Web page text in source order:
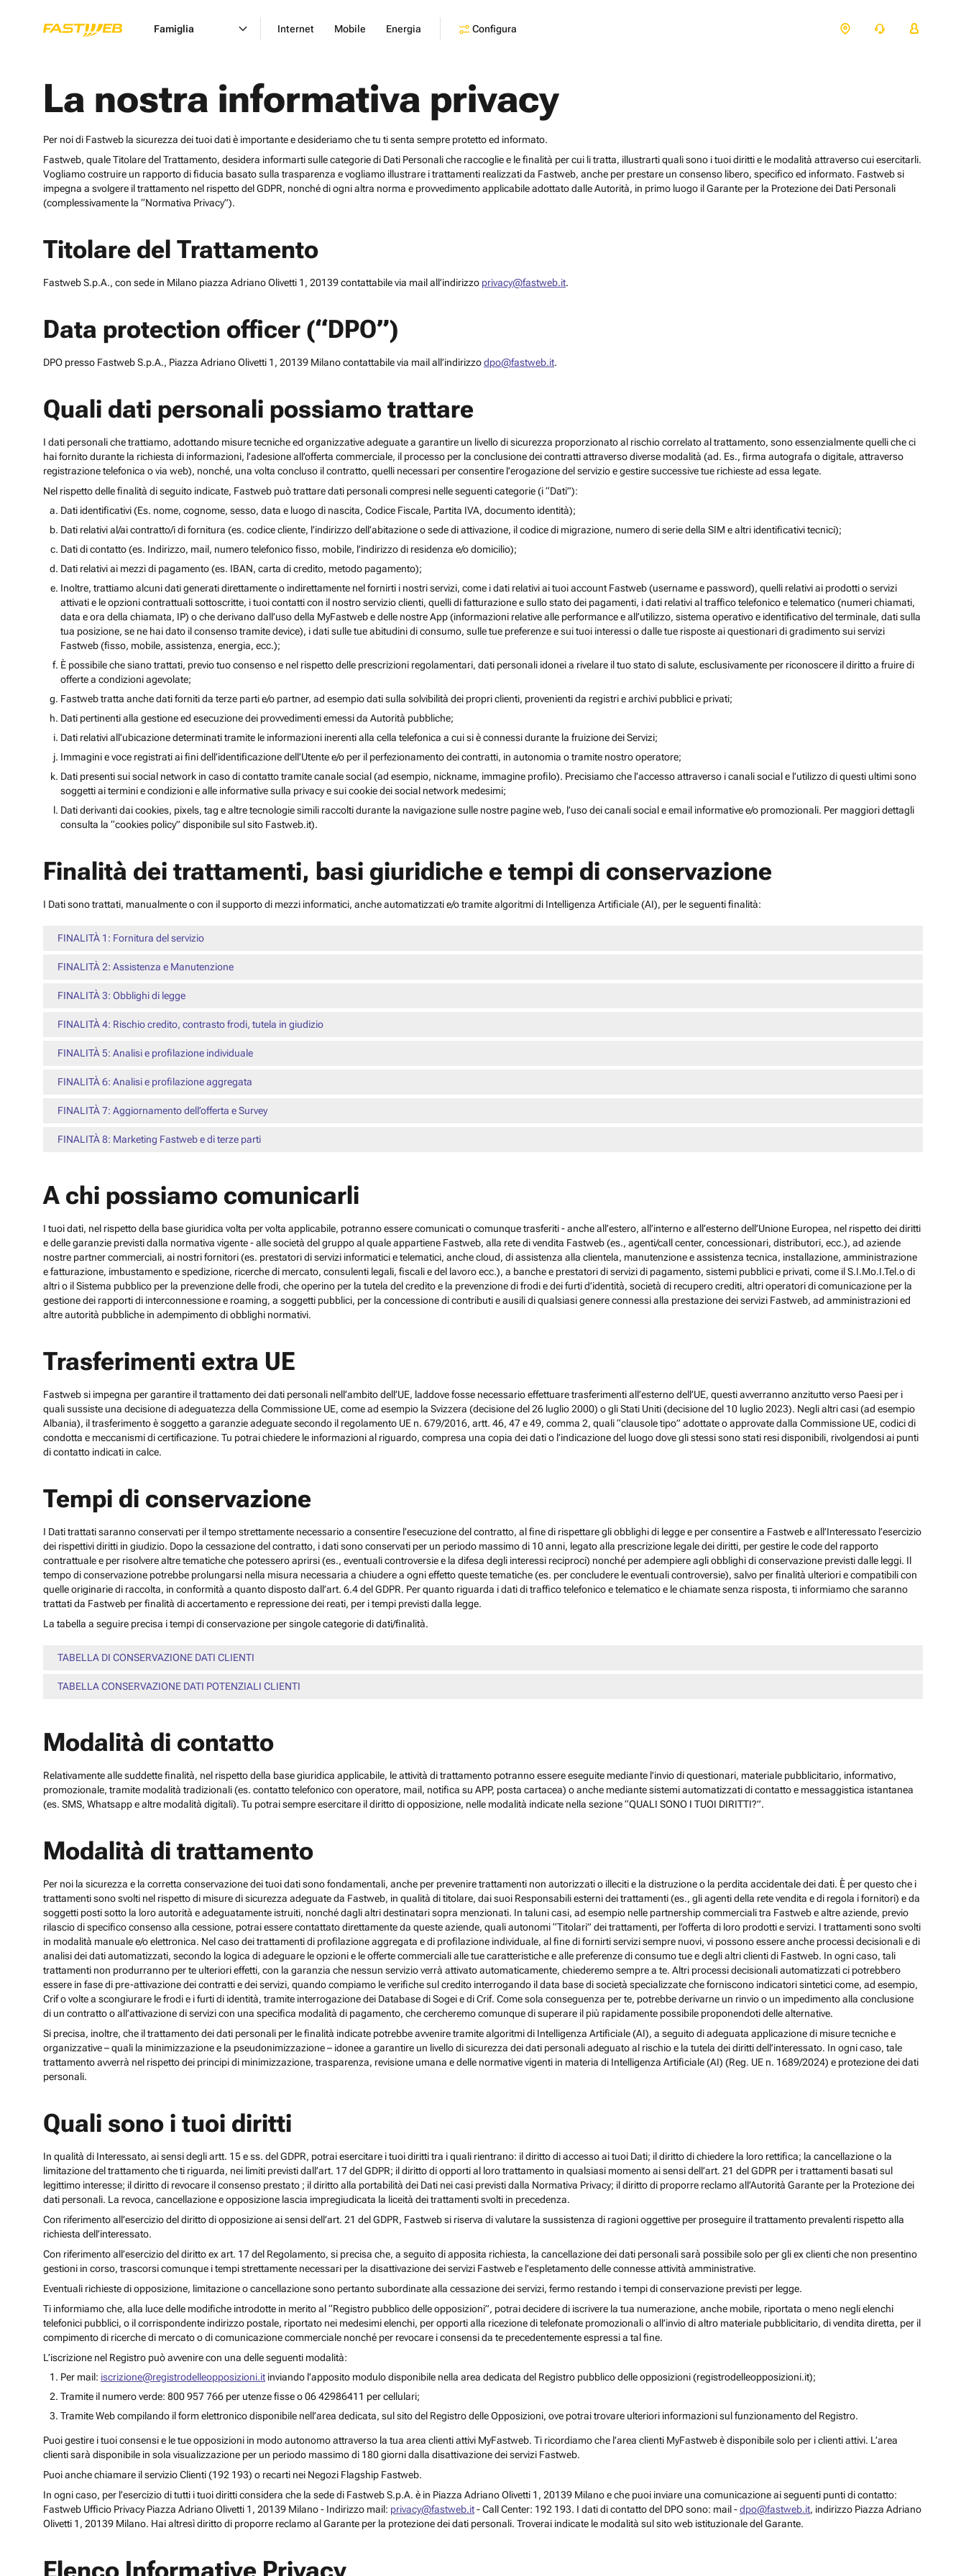
Famiglia Internet Mobile Energia Configura
La nostra informativa privacy
Per noi di Fastweb la sicurezza dei tuoi dati è importante e desideriamo che tu ti senta sempre protetto ed informato.
Fastweb, quale Titolare del Trattamento, desidera informarti sulle categorie di Dati Personali che raccoglie e le finalità per cui li tratta, illustrarti quali sono i tuoi diritti e le modalità attraverso cui esercitarli.
Vogliamo costruire un rapporto di fiducia basato sulla trasparenza e vogliamo illustrare i trattamenti realizzati da Fastweb, anche per prestare un consenso libero, specifico ed informato. Fastweb si
impegna a svolgere il trattamento nel rispetto del GDPR, nonché di ogni altra norma e provvedimento applicabile adottato dalle Autorità, in primo luogo il Garante per la Protezione dei Dati Personali
(complessivamente la “Normativa Privacy”).
Titolare del Trattamento
Fastweb S.p.A., con sede in Milano piazza Adriano Olivetti 1, 20139 contattabile via mail all’indirizzo privacy@fastweb.it.
Data protection officer (“DPO”)
DPO presso Fastweb S.p.A., Piazza Adriano Olivetti 1, 20139 Milano contattabile via mail all’indirizzodpo@fastweb.it.
Quali dati personali possiamo trattare
I dati personali che trattiamo, adottando misure tecniche ed organizzative adeguate a garantire un livello di sicurezza proporzionato al rischio correlato al trattamento, sono essenzialmente quelli che ci
hai fornito durante la richiesta di informazioni, l’adesione all’offerta commerciale, il processo per la conclusione dei contratti attraverso diverse modalità (ad. Es., firma autografa o digitale, attraverso
registrazione telefonica o via web), nonché, una volta concluso il contratto, quelli necessari per consentire l’erogazione del servizio e gestire successive tue richieste ad essa legate.
Nel rispetto delle finalità di seguito indicate, Fastweb può trattare dati personali compresi nelle seguenti categorie (i “Dati”):
Dati identificativi (Es. nome, cognome, sesso, data e luogo di nascita, Codice Fiscale, Partita IVA, documento identità);
Dati relativi al/ai contratto/i di fornitura (es. codice cliente, l’indirizzo dell’abitazione o sede di attivazione, il codice di migrazione, numero di serie della SIM e altri identificativi tecnici);
Dati di contatto (es. Indirizzo, mail, numero telefonico fisso, mobile, l’indirizzo di residenza e/o domicilio);
Dati relativi ai mezzi di pagamento (es. IBAN, carta di credito, metodo pagamento);
Inoltre, trattiamo alcuni dati generati direttamente o indirettamente nel fornirti i nostri servizi, come i dati relativi ai tuoi account Fastweb (username e password), quelli relativi ai prodotti o servizi
attivati e le opzioni contrattuali sottoscritte, i tuoi contatti con il nostro servizio clienti, quelli di fatturazione e sullo stato dei pagamenti, i dati relativi al traffico telefonico e telematico (numeri chiamati,
data e ora della chiamata, IP) o che derivano dall’uso della MyFastweb e delle nostre App (informazioni relative alle performance e all’utilizzo, sistema operativo e identificativo del terminale, dati sulla
tua posizione, se ne hai dato il consenso tramite device), i dati sulle tue abitudini di consumo, sulle tue preferenze e sui tuoi interessi o dalle tue risposte ai questionari di gradimento sui servizi
Fastweb (fisso, mobile, assistenza, energia, ecc.);
È possibile che siano trattati, previo tuo consenso e nel rispetto delle prescrizioni regolamentari, dati personali idonei a rivelare il tuo stato di salute, esclusivamente per riconoscere il diritto a fruire di
offerte a condizioni agevolate;
Fastweb tratta anche dati forniti da terze parti e/o partner, ad esempio dati sulla solvibilità dei propri clienti, provenienti da registri e archivi pubblici e privati;
Dati pertinenti alla gestione ed esecuzione dei provvedimenti emessi da Autorità pubbliche;
Dati relativi all’ubicazione determinati tramite le informazioni inerenti alla cella telefonica a cui si è connessi durante la fruizione dei Servizi;
Immagini e voce registrati ai fini dell’identificazione dell’Utente e/o per il perfezionamento dei contratti, in autonomia o tramite nostro operatore;
Dati presenti sui social network in caso di contatto tramite canale social (ad esempio, nickname, immagine profilo). Precisiamo che l’accesso attraverso i canali social e l’utilizzo di questi ultimi sono
soggetti ai termini e condizioni e alle informative sulla privacy e sui cookie dei social network medesimi;
Dati derivanti dai cookies, pixels, tag e altre tecnologie simili raccolti durante la navigazione sulle nostre pagine web, l’uso dei canali social e email informative e/o promozionali. Per maggiori dettagli
consulta la “cookies policy” disponibile sul sito Fastweb.it).
Finalità dei trattamenti, basi giuridiche e tempi di conservazione
I Dati sono trattati, manualmente o con il supporto di mezzi informatici, anche automatizzati e/o tramite algoritmi di Intelligenza Artificiale (AI), per le seguenti finalità:
FINALITÀ 1: Fornitura del servizio
FINALITÀ 2: Assistenza e Manutenzione
FINALITÀ 3: Obblighi di legge
FINALITÀ 4: Rischio credito, contrasto frodi, tutela in giudizio
FINALITÀ 5: Analisi e profilazione individuale
FINALITÀ 6: Analisi e profilazione aggregata
FINALITÀ 7: Aggiornamento dell’offerta e Survey
FINALITÀ 8: Marketing Fastweb e di terze parti
A chi possiamo comunicarli
I tuoi dati, nel rispetto della base giuridica volta per volta applicabile, potranno essere comunicati o comunque trasferiti - anche all’estero, all’interno e all’esterno dell’Unione Europea, nel rispetto dei diritti
e delle garanzie previsti dalla normativa vigente - alle società del gruppo al quale appartiene Fastweb, alla rete di vendita Fastweb (es., agenti/call center, concessionari, distributori, ecc.), ad aziende
nostre partner commerciali, ai nostri fornitori (es. prestatori di servizi informatici e telematici, anche cloud, di assistenza alla clientela, manutenzione e assistenza tecnica, installazione, amministrazione
e fatturazione, imbustamento e spedizione, ricerche di mercato, consulenti legali, fiscali e del lavoro ecc.), a banche e prestatori di servizi di pagamento, sistemi pubblici e privati, come il S.I.Mo.I.Tel.o di
altri o il Sistema pubblico per la prevenzione delle frodi, che operino per la tutela del credito e la prevenzione di frodi e dei furti d’identità, società di recupero crediti, altri operatori di comunicazione per la
gestione dei rapporti di interconnessione e roaming, a soggetti pubblici, per la concessione di contributi e ausili di qualsiasi genere connessi alla prestazione dei servizi Fastweb, ad amministrazioni ed
altre autorità pubbliche in adempimento di obblighi normativi.
Trasferimenti extra UE
Fastweb si impegna per garantire il trattamento dei dati personali nell’ambito dell’UE, laddove fosse necessario effettuare trasferimenti all’esterno dell’UE, questi avverranno anzitutto verso Paesi per i
quali sussiste una decisione di adeguatezza della Commissione UE, come ad esempio la Svizzera (decisione del 26 luglio 2000) o gli Stati Uniti (decisione del 10 luglio 2023). Negli altri casi (ad esempio
Albania), il trasferimento è soggetto a garanzie adeguate secondo il regolamento UE n. 679/2016, artt. 46, 47 e 49, comma 2, quali “clausole tipo” adottate o approvate dalla Commissione UE, codici di
condotta e meccanismi di certificazione. Tu potrai chiedere le informazioni al riguardo, compresa una copia dei dati o l’indicazione del luogo dove gli stessi sono stati resi disponibili, rivolgendosi ai punti
di contatto indicati in calce.
Tempi di conservazione
I Dati trattati saranno conservati per il tempo strettamente necessario a consentire l’esecuzione del contratto, al fine di rispettare gli obblighi di legge e per consentire a Fastweb e all’Interessato l’esercizio
dei rispettivi diritti in giudizio. Dopo la cessazione del contratto, i dati sono conservati per un periodo massimo di 10 anni, legato alla prescrizione legale dei diritti, per gestire le code del rapporto
contrattuale e per risolvere altre tematiche che potessero aprirsi (es., eventuali controversie e la difesa degli interessi reciproci) nonché per adempiere agli obblighi di conservazione previsti dalle leggi. Il
tempo di conservazione potrebbe prolungarsi nella misura necessaria a chiudere a ogni effetto queste tematiche (es. per concludere le eventuali controversie), salvo per finalità ulteriori e compatibili con
quelle originarie di raccolta, in conformità a quanto disposto dall’art. 6.4 del GDPR. Per quanto riguarda i dati di traffico telefonico e telematico e le chiamate senza risposta, ti informiamo che saranno
trattati da Fastweb per finalità di accertamento e repressione dei reati, per i tempi previsti dalla legge.
La tabella a seguire precisa i tempi di conservazione per singole categorie di dati/finalità.
TABELLA DI CONSERVAZIONE DATI CLIENTI
TABELLA CONSERVAZIONE DATI POTENZIALI CLIENTI
Modalità di contatto
Relativamente alle suddette finalità, nel rispetto della base giuridica applicabile, le attività di trattamento potranno essere eseguite mediante l’invio di questionari, materiale pubblicitario, informativo,
promozionale, tramite modalità tradizionali (es. contatto telefonico con operatore, mail, notifica su APP, posta cartacea) o anche mediante sistemi automatizzati di contatto e messaggistica istantanea
(es. SMS, Whatsapp e altre modalità digitali). Tu potrai sempre esercitare il diritto di opposizione, nelle modalità indicate nella sezione “QUALI SONO I TUOI DIRITTI?”.
Modalità di trattamento
Per noi la sicurezza e la corretta conservazione dei tuoi dati sono fondamentali, anche per prevenire trattamenti non autorizzati o illeciti e la distruzione o la perdita accidentale dei dati. È per questo che i
trattamenti sono svolti nel rispetto di misure di sicurezza adeguate da Fastweb, in qualità di titolare, dai suoi Responsabili esterni dei trattamenti (es., gli agenti della rete vendita e di regola i fornitori) e da
soggetti posti sotto la loro autorità e adeguatamente istruiti, nonché dagli altri destinatari sopra menzionati. In taluni casi, ad esempio nelle partnership commerciali tra Fastweb e altre aziende, previo
rilascio di specifico consenso alla cessione, potrai essere contattato direttamente da queste aziende, quali autonomi “Titolari” dei trattamenti, per l’offerta di loro prodotti e servizi. I trattamenti sono svolti
in modalità manuale e/o elettronica. Nel caso dei trattamenti di profilazione aggregata e di profilazione individuale, al fine di fornirti servizi sempre nuovi, vi possono essere anche processi decisionali e di
analisi dei dati automatizzati, secondo la logica di adeguare le opzioni e le offerte commerciali alle tue caratteristiche e alle preferenze di consumo tue e degli altri clienti di Fastweb. In ogni caso, tali
trattamenti non produrranno per te ulteriori effetti, con la garanzia che nessun servizio verrà attivato automaticamente, chiederemo sempre a te. Altri processi decisionali automatizzati ci potrebbero
essere in fase di pre-attivazione dei contratti e dei servizi, quando compiamo le verifiche sul credito interrogando il data base di società specializzate che forniscono indicatori sintetici come, ad esempio,
Crif o volte a scongiurare le frodi e i furti di identità, tramite interrogazione dei Database di Sogei e di Crif. Come sola conseguenza per te, potrebbe derivarne un rinvio o un impedimento alla conclusione
di un contratto o all’attivazione di servizi con una specifica modalità di pagamento, che cercheremo comunque di superare il più rapidamente possibile proponendoti delle alternative.
Si precisa, inoltre, che il trattamento dei dati personali per le finalità indicate potrebbe avvenire tramite algoritmi di Intelligenza Artificiale (AI), a seguito di adeguata applicazione di misure tecniche e
organizzative – quali la minimizzazione e la pseudonimizzazione – idonee a garantire un livello di sicurezza dei dati personali adeguato al rischio e la tutela dei diritti dell’interessato. In ogni caso, tale
trattamento avverrà nel rispetto dei principi di minimizzazione, trasparenza, revisione umana e delle normative vigenti in materia di Intelligenza Artificiale (AI) (Reg. UE n. 1689/2024) e protezione dei dati
personali.
Quali sono i tuoi diritti
In qualità di Interessato, ai sensi degli artt. 15 e ss. del GDPR, potrai esercitare i tuoi diritti tra i quali rientrano: il diritto di accesso ai tuoi Dati; il diritto di chiedere la loro rettifica; la cancellazione o la
limitazione del trattamento che ti riguarda, nei limiti previsti dall’art. 17 del GDPR; il diritto di opporti al loro trattamento in qualsiasi momento ai sensi dell’art. 21 del GDPR per i trattamenti basati sul
legittimo interesse; il diritto di revocare il consenso prestato ; il diritto alla portabilità dei Dati nei casi previsti dalla Normativa Privacy; il diritto di proporre reclamo all’Autorità Garante per la Protezione dei
dati personali. La revoca, cancellazione e opposizione lascia impregiudicata la liceità dei trattamenti svolti in precedenza.
Con riferimento all’esercizio del diritto di opposizione ai sensi dell’art. 21 del GDPR, Fastweb si riserva di valutare la sussistenza di ragioni oggettive per proseguire il trattamento prevalenti rispetto alla
richiesta dell’interessato.
Con riferimento all’esercizio del diritto ex art. 17 del Regolamento, si precisa che, a seguito di apposita richiesta, la cancellazione dei dati personali sarà possibile solo per gli ex clienti che non presentino
gestioni in corso, trascorsi comunque i tempi strettamente necessari per la disattivazione dei servizi Fastweb e l’espletamento delle connesse attività amministrative.
Eventuali richieste di opposizione, limitazione o cancellazione sono pertanto subordinate alla cessazione dei servizi, fermo restando i tempi di conservazione previsti per legge.
Ti informiamo che, alla luce delle modifiche introdotte in merito al “Registro pubblico delle opposizioni”, potrai decidere di iscrivere la tua numerazione, anche mobile, riportata o meno negli elenchi
telefonici pubblici, o il corrispondente indirizzo postale, riportato nei medesimi elenchi, per opporti alla ricezione di telefonate promozionali o all’invio di altro materiale pubblicitario, di vendita diretta, per il
compimento di ricerche di mercato o di comunicazione commerciale nonché per revocare i consensi da te precedentemente espressi a tal fine.
L’iscrizione nel Registro può avvenire con una delle seguenti modalità:
Per mail: iscrizione@registrodelleopposizioni.it inviando l’apposito modulo disponibile nella area dedicata del Registro pubblico delle opposizioni (registrodelleopposizioni.it);
Tramite il numero verde: 800 957 766 per utenze fisse o 06 42986411 per cellulari;
Tramite Web compilando il form elettronico disponibile nell’area dedicata, sul sito del Registro delle Opposizioni, ove potrai trovare ulteriori informazioni sul funzionamento del Registro.
Puoi gestire i tuoi consensi e le tue opposizioni in modo autonomo attraverso la tua area clienti attivi MyFastweb. Ti ricordiamo che l’area clienti MyFastweb è disponibile solo per i clienti attivi. L’area
clienti sarà disponibile in sola visualizzazione per un periodo massimo di 180 giorni dalla disattivazione dei servizi Fastweb.
Puoi anche chiamare il servizio Clienti (192 193) o recarti nei Negozi Flagship Fastweb.
In ogni caso, per l’esercizio di tutti i tuoi diritti considera che la sede di Fastweb S.p.A. è in Piazza Adriano Olivetti 1, 20139 Milano e che puoi inviare una comunicazione ai seguenti punti di contatto:
Fastweb Ufficio Privacy Piazza Adriano Olivetti 1, 20139 Milano - Indirizzo mail: privacy@fastweb.it- Call Center: 192 193. I dati di contatto del DPO sono: mail -dpo@fastweb.it, indirizzo Piazza Adriano
Olivetti 1, 20139 Milano. Hai altresì diritto di proporre reclamo al Garante per la protezione dei dati personali. Troverai indicate le modalità sul sito web istituzionale del Garante.